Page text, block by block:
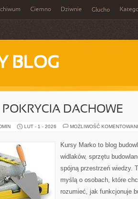
Ciemno Dziwnie Głucho
BLOG
POKRYCIA DACHOWE
LUT - 1 - 2026 MOŻLIWOŚĆ
Kursy Marko to blog
widlaków, sprzętu
spójną przestrzeń wiedzy.
myślą o osobach, które
rozumieć, jak funkcjonuje